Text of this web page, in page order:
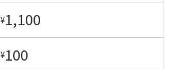
¥1,100
¥100